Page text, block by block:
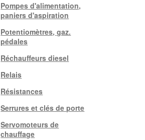
Pompes d'alimentation,
paniers d'aspiration
Potentiomètres, gaz.
pédales
Réchauffeurs diesel
Relais
Résistances
Serrures et clés de porte
Servomoteurs de
chauffage